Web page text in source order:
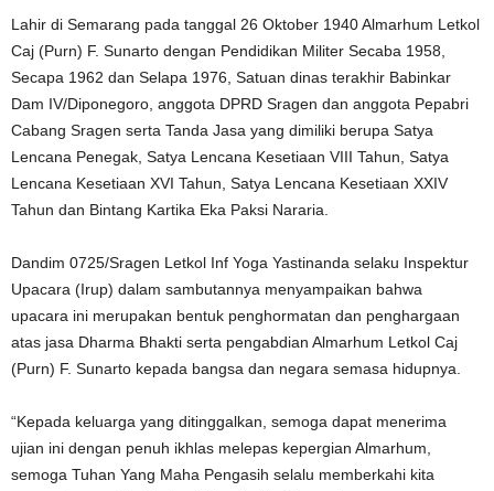
Lahir di Semarang pada tanggal 26 Oktober 1940 Almarhum Letkol
Caj (Purn) F. Sunarto dengan Pendidikan Militer Secaba 1958,
Secapa 1962 dan Selapa 1976, Satuan dinas terakhir Babinkar
Dam IV/Diponegoro, anggota DPRD Sragen dan anggota Pepabri
Cabang Sragen serta Tanda Jasa yang dimiliki berupa Satya
Lencana Penegak, Satya Lencana Kesetiaan VIII Tahun, Satya
Lencana Kesetiaan XVI Tahun, Satya Lencana Kesetiaan XXIV
Tahun dan Bintang Kartika Eka Paksi Nararia.
Dandim 0725/Sragen Letkol Inf Yoga Yastinanda selaku Inspektur
Upacara (Irup) dalam sambutannya menyampaikan bahwa
upacara ini merupakan bentuk penghormatan dan penghargaan
atas jasa Dharma Bhakti serta pengabdian Almarhum Letkol Caj
(Purn) F. Sunarto kepada bangsa dan negara semasa hidupnya.
“Kepada keluarga yang ditinggalkan, semoga dapat menerima
ujian ini dengan penuh ikhlas melepas kepergian Almarhum,
semoga Tuhan Yang Maha Pengasih selalu memberkahi kita